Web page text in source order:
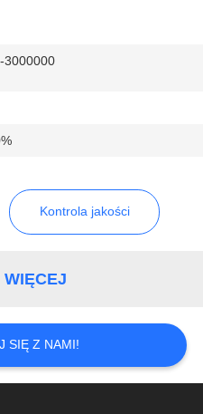
3000000
Kontrola jakości
WIĘCEJ
SIĘ Z NAMI!